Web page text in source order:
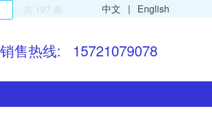
中文 | English
共 197 条
销售热线: 15721079078